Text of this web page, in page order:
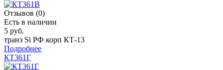
Отзывов (0)
Есть в наличии
5 руб.
транз Si РФ корп КТ-13
Подробнее
КТ361Г